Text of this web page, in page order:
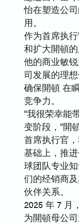
怡在塑造公
用。
作为首席执
和扩大開頓
他的商业敏
司发展的理
确保開頓 在
竞争力。
"我很荣幸能
变阶段，"開
首席执行官
基础上，推
球团队专业
们的经销商
伙伴关系。
2025 年 7 月
为開頓母公